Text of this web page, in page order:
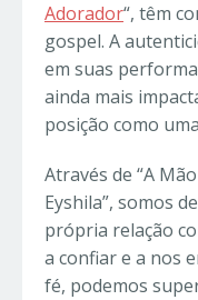
Adorador“, têm
gospel. A
em suas
ainda mais
posição como
Através de “A
Eyshila”, somos
própria relação
a confiar e a nos
fé, podemos